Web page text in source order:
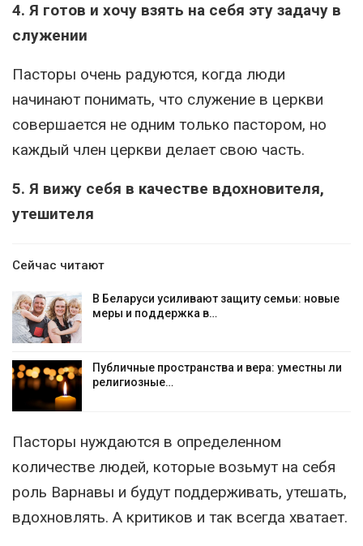
4. Я готов и хочу взять на себя эту задачу в
служении
Пасторы очень радуются, когда люди
начинают понимать, что служение в церкви
совершается не одним только пастором, но
каждый член церкви делает свою часть.
5. Я вижу себя в качестве вдохновителя,
утешителя
Сейчас читают
В Беларуси усиливают защиту семьи: новые
меры и поддержка в…
Публичные пространства и вера: уместны ли
религиозные…
Пасторы нуждаются в определенном
количестве людей, которые возьмут на себя
роль Варнавы и будут поддерживать, утешать,
вдохновлять. А критиков и так всегда хватает.